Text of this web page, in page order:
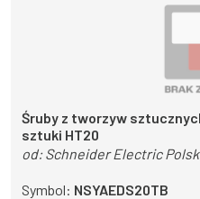
Śruby z tworzyw
sztuki HT20
od:Schneider Electric
Symbol: NSYAEDS20TB